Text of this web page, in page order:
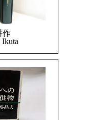
作
Ikuta